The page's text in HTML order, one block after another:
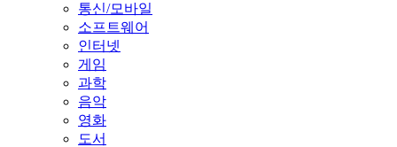
통신/모바일
소프트웨어
인터넷
게임
과학
음악
영화
도서